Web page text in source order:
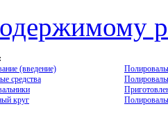
(введение)
средства
круг